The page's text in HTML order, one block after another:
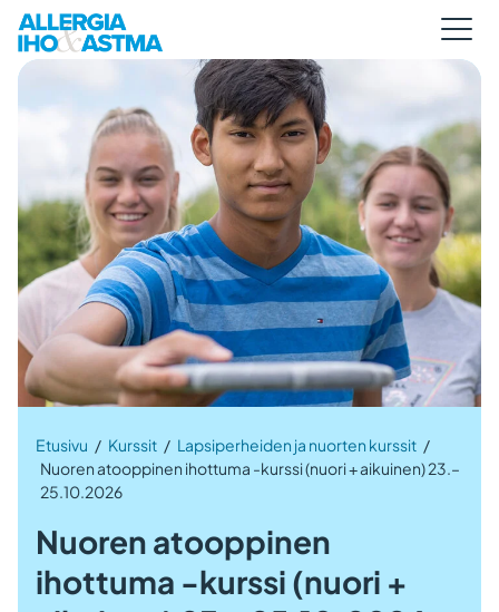
Etusivu / Kurssit / Lapsiperheiden ja nuorten kurssit /
Nuoren atooppinen ihottuma -kurssi (nuori + aikuinen) 23.–
25.10.2026
Nuoren atooppinen
ihottuma -kurssi (nuori +